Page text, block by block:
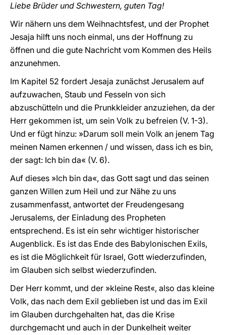
Liebe Brüder und Schwestern, guten Tag!
Wir nähern uns dem Weihnachtsfest, und der Prophet
Jesaja hilft uns noch einmal, uns der Hoffnung zu
öffnen und die gute Nachricht vom Kommen des Heils
anzunehmen.
Im Kapitel 52 fordert Jesaja zunächst Jerusalem auf
aufzuwachen, Staub und Fesseln von sich
abzuschütteln und die Prunkkleider anzuziehen, da der
Herr gekommen ist, um sein Volk zu befreien (V. 1-3).
Und er fügt hinzu: »Darum soll mein Volk an jenem Tag
meinen Namen erkennen / und wissen, dass ich es bin,
der sagt: Ich bin da« (V. 6).
Auf dieses »Ich bin da«, das Gott sagt und das seinen
ganzen Willen zum Heil und zur Nähe zu uns
zusammenfasst, antwortet der Freudengesang
Jerusalems, der Einladung des Propheten
entsprechend. Es ist ein sehr wichtiger historischer
Augenblick. Es ist das Ende des Babylonischen Exils,
es ist die Möglichkeit für Israel, Gott wiederzufinden,
im Glauben sich selbst wiederzufinden.
Der Herr kommt, und der »kleine Rest«, also das kleine
Volk, das nach dem Exil geblieben ist und das im Exil
im Glauben durchgehalten hat, das die Krise
durchgemacht und auch in der Dunkelheit weiter